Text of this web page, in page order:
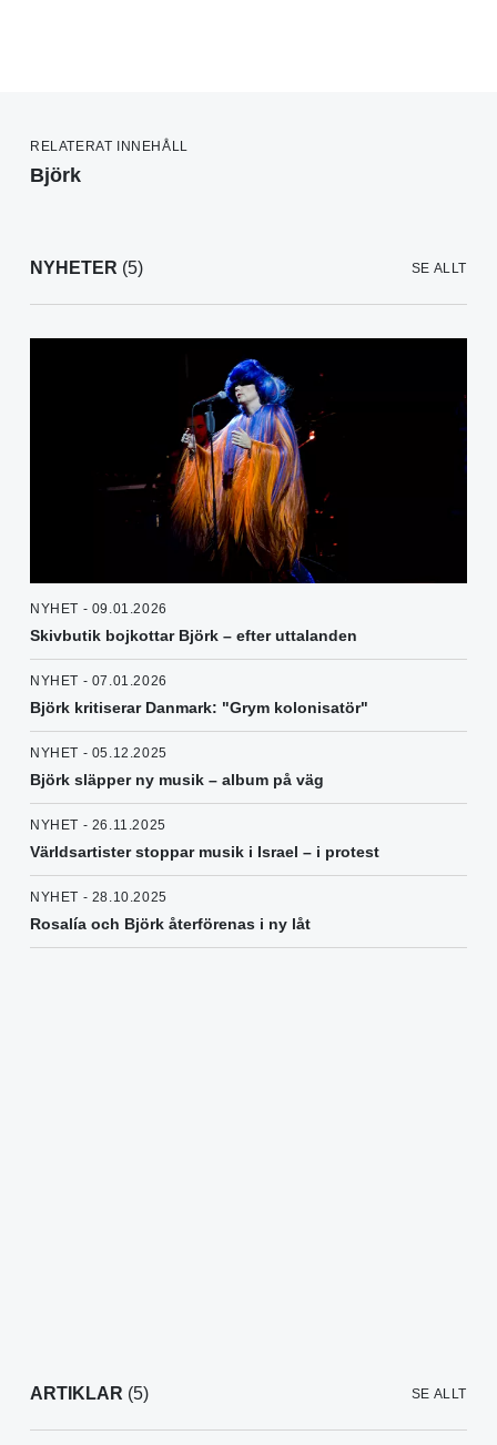
RELATERAT INNEHÅLL
Björk
NYHETER (5) SE ALLT
NYHET - 09.01.2026
Skivbutik bojkottar Björk – efter uttalanden
NYHET - 07.01.2026
Björk kritiserar Danmark: "Grym kolonisatör"
NYHET - 05.12.2025
Björk släpper ny musik – album på väg
NYHET - 26.11.2025
Världsartister stoppar musik i Israel – i protest
NYHET - 28.10.2025
Rosalía och Björk återförenas i ny låt
ARTIKLAR (5) SE ALLT